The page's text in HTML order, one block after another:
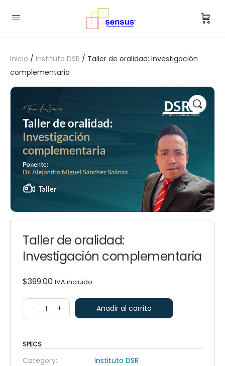
Inicio / Instituto DSR / Taller de oralidad: Investigación
complementaria
Taller de oralidad:
Investigación complementaria
$399.00 IVA incluido
- + Añadir al carrito
SPECS
Category: Instituto DSR